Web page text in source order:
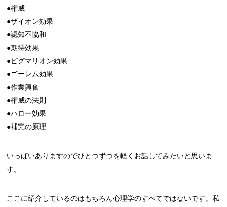
●権威
●ザイオン効果
●認知不協和
●期待効果
●ピグマリオン効果
●ゴーレム効果
●作業興奮
●権威の法則
●ハロー効果
●補完の原理
いっぱいありますのでひとつずつを軽くお話してみたいと思いま
す。
ここに紹介しているのはもちろん心理学のすべてではないです。私